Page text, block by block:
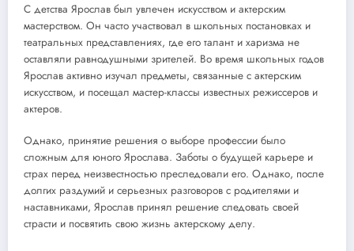
С детства Ярослав был увлечен искусством и актерским
мастерством. Он часто участвовал в школьных постановках и
театральных представлениях, где его талант и харизма не
оставляли равнодушными зрителей. Во время школьных годов
Ярослав активно изучал предметы, связанные с актерским
искусством, и посещал мастер-классы известных режиссеров и
актеров.
Однако, принятие решения о выборе профессии было
сложным для юного Ярослава. Заботы о будущей карьере и
страх перед неизвестностью преследовали его. Однако, после
долгих раздумий и серьезных разговоров с родителями и
наставниками, Ярослав принял решение следовать своей
страсти и посвятить свою жизнь актерскому делу.